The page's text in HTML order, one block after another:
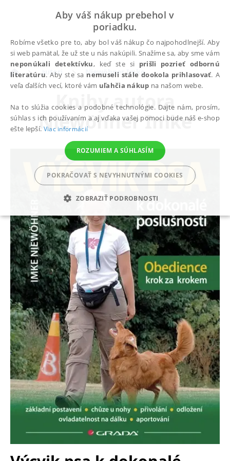
autori Niewöhner Imke
Knihy autora
Niewöhner Imke
Aby váš nákup prebehol v
poriadku.
Robíme všetko pre to, aby bol váš nákup čo najpohodlnejší. Aby
si web pamätal, že už ste u nás nakúpili. Snažíme sa, aby sme vám
neponúkali detektívku, keď ste si prišli pozrieť odbornú
literatúru. Aby ste sa nemuseli stále dookola prihlasovať. A
veľa ďalších vecí, ktoré vám uľahčia nákup na našom webe.
Na to slúžia cookies a podobné technológie. Dajte nám, prosím,
súhlas s ich používaním a aj vďaka vašej pomoci bude náš e-shop
ešte lepší. Viac informácií
ROZUMIEM A SÚHLASÍM
POKRAČOVAŤ S NEVYHNUTNÝMI COOKIES
ZOBRAZIŤ PODROBNOSTI
POTREBNÉ ANALYTICKÉ MARKETINGOVÉ
FUNKČNÉ NEZARADENÉ SÚBORY
Potrebné Analytické Marketingové
Funkčné
Nezaradené súbory
Nevyhnutné súbory cookie umožňujú základné funkcie webovej stránky,
ako je prihlásenie používateľa a správa účtu. Bez nevyhnutných súborov
cookie nie je možné webové stránky správne používať.
Názov
Poskytovateľ /
Doména
Platnosť
končí
Popis
ASP.NET_SessionId
Microsoft
Corporation
www.grada.sk
Zavřením
prohlížeče
Tento soubor
cookie
zachovává stav
relace
návštěvníka
napříč
požadavky na
Cloudflare Inc.
.heureka.cz
30 minut
cookie se
rozlišení mezi